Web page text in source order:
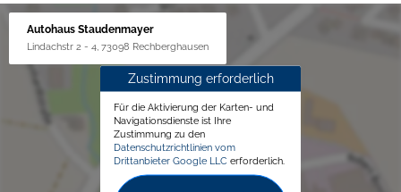
Autohaus Staudenmayer
Lindachstr 2 - 4, 73098 Rechberghausen
Zustimmung erforderlich
Für die Aktivierung der Karten- und
Navigationsdienste ist Ihre
Zustimmung zu den
Datenschutzrichtlinien vom
Drittanbieter Google LLC erforderlich.